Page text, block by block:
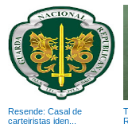
Resende: Casal de
carteiristas iden...